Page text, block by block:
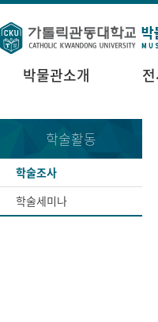
박물관소개
학술활동
학술조사
학술세미나